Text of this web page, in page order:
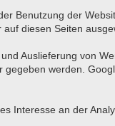
Benutzung der
diesen Seiten
Auslieferung von
werden.
Interesse an der